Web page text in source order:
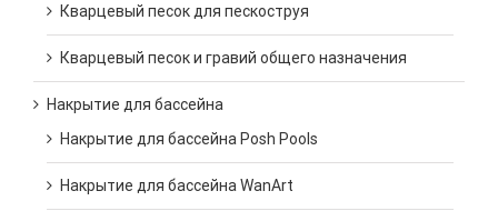
Кварцевый песок для пескоструя
Кварцевый песок и гравий общего назначения
Накрытие для бассейна
Накрытие для бассейна Posh Pools
Накрытие для бассейна WanArt